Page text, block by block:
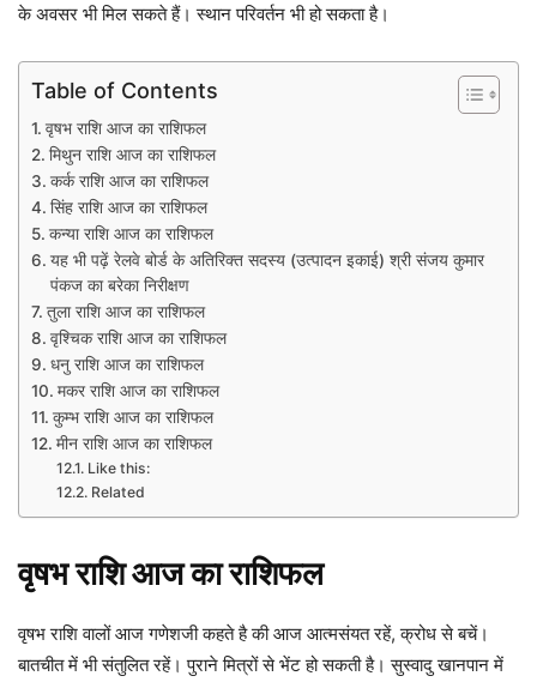
के अवसर भी मिल सकते हैं। स्थान परिवर्तन भी हो सकता है।
Table of Contents
वृषभ राशि आज का राशिफल
मिथुन राशि आज का राशिफल
कर्क राशि आज का राशिफल
सिंह राशि आज का राशिफल
कन्या राशि आज का राशिफल
यह भी पढ़ें रेलवे बोर्ड के अतिरिक्त सदस्य (उत्पादन इकाई) श्री संजय कुमार
पंकज का बरेका निरीक्षण
तुला राशि आज का राशिफल
वृश्चिक राशि आज का राशिफल
धनु राशि आज का राशिफल
मकर राशि आज का राशिफल
कुम्भ राशि आज का राशिफल​
मीन राशि आज का राशिफल
Like this:
Related
वृषभराशिआजकाराशिफल
वृषभ राशि वालों आज गणेशजी कहते है की आज आत्मसंयत रहें, क्रोध से बचें।
बातचीत में भी संतुलित रहें। पुराने मित्रों से भेंट हो सकती है। सुस्वादु खानपान में